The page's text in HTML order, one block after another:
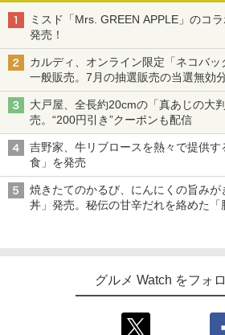
ミスド「Mrs. GREEN APPLE」のコ
発売！
カルディ、オンライン限定「ネコバ
一般販売。7月の抽選販売の当選無効
大戸屋、全長約20cmの「真あじの大
売。“200円引き”クーポンも配信
吉野家、牛リブロースを熱々で提供
食」を発売
焼きたてのかるび、にんにくの旨み
丼」発売。秘伝の甘辛だれを絡めた
グルメ Watch をフォ